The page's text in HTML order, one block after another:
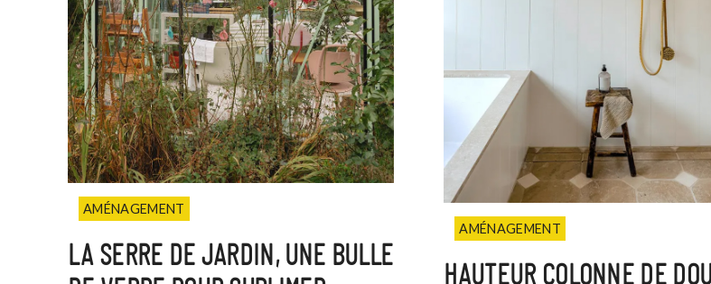
AMÉNAGEMENT
LA SERRE DE JARDIN, UNE BULLE
AMÉNAGEMENT
HAUTEUR COLONNE DE